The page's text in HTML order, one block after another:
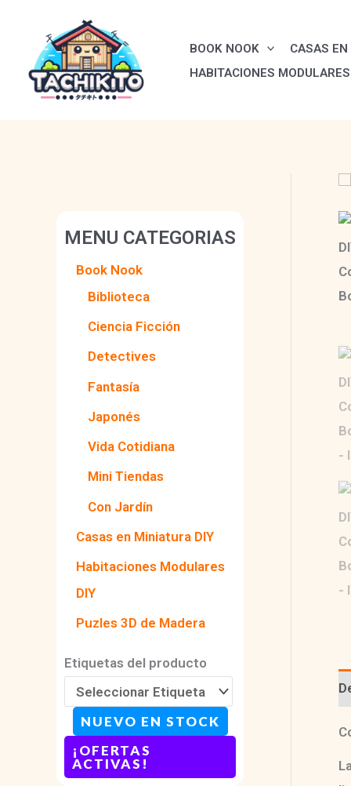
contenido
BOOK NOOK
CASAS
HABITACIONES
MENU CATEGORIAS
Book Nook
Biblioteca
Ciencia Ficción
Detectives
Fantasía
Japonés
Vida Cotidiana
Mini Tiendas
Con Jardín
Casas en Miniatura DIY
Habitaciones Modulares
DIY
Puzles 3D de Madera
Etiquetas del producto
NUEVO EN STOCK
¡OFERTAS
ACTIVAS!